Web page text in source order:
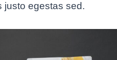
justo egestas sed.